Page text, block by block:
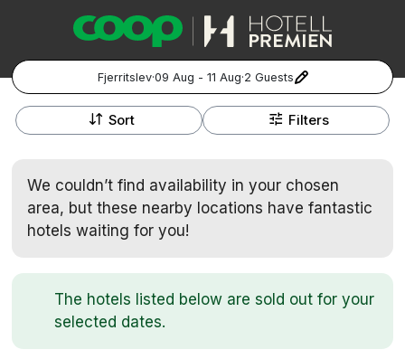
Fjerritslev·09 Aug - 11 Aug·2 Guests
Popular Destinations:
Stockholm
Göteborg
Hela Norge
Sort Filters
+
−
We couldn’t find availability in your chosen
area, but these nearby locations have fantastic
hotels waiting for you!
The hotels listed below are sold out for your
selected dates.